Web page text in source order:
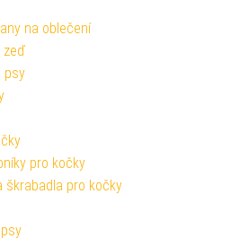
na oblečení
zeď
psy
pro kočky
škrabadla pro kočky